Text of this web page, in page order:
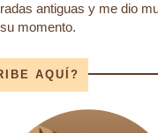
antiguas y me dio
momento.
AQUÍ?